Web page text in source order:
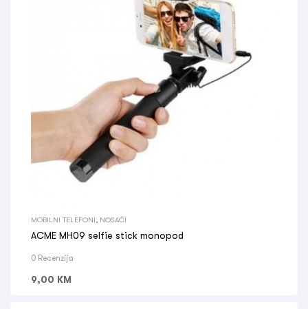
MOBILNI TELEFONI NOSAČI
ACME MH09 selfie stick monopod
0 Recenzija
9,00 KM